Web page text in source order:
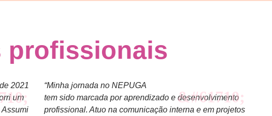
profissionais
2021
um
“Minha jornada no NEPUGA
tem sido marcada por aprendizado e desenvolvimento
profissional. Atuo na comunicação interna e em projetos